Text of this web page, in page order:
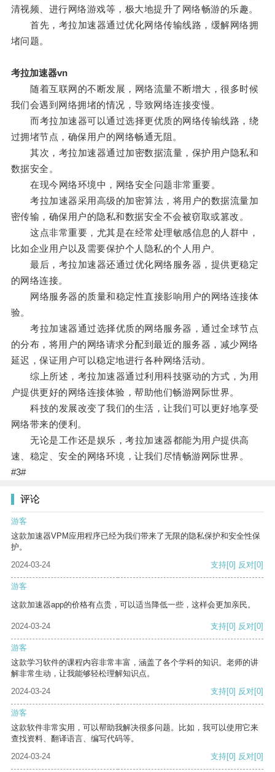
清视频、进行网络游戏等，极大地提升了网络畅游的乐趣。
首先，考拉加速器通过优化网络传输线路，缓解网络拥
堵问题。
考拉加速器vn
随着互联网的不断发展，网络流量不断增大，很多时候
我们会遇到网络拥堵的情况，导致网络连接变慢。
而考拉加速器可以通过选择更优质的网络传输线路，绕
过拥堵节点，确保用户的网络畅通无阻。
其次，考拉加速器通过加密数据流量，保护用户隐私和
数据安全。
在现今网络环境中，网络安全问题非常重要。
考拉加速器采用高级的加密算法，将用户的数据流量加
密传输，确保用户的隐私和数据安全不会被窃取或篡改。
这点非常重要，尤其是在经常处理敏感信息的人群中，
比如企业用户以及需要保护个人隐私的个人用户。
最后，考拉加速器还通过优化网络服务器，提供更稳定
的网络连接。
网络服务器的质量和稳定性直接影响用户的网络连接体
验。
考拉加速器通过选择优质的网络服务器，通过全球节点
的分布，将用户的网络请求分配到最近的服务器，减少网络
延迟，保证用户可以稳定地进行各种网络活动。
综上所述，考拉加速器通过利用科技驱动的方式，为用
户提供更好的网络连接体验，帮助他们畅游网际世界。
科技的发展改变了我们的生活，让我们可以更好地享受
网络带来的便利。
无论是工作还是娱乐，考拉加速器都能为用户提供高
速、稳定、安全的网络环境，让我们尽情畅游网际世界。
#3#
评论
游客
这款加速器VPM应用程序已经为我们带来了无限的隐私保护和安全性保
护。
2024-03-24
支持[0] 反对[0]
游客
这款加速器app的价格有点贵，可以适当降低一些，这样会更加亲民。
2024-03-24 支持[0] 反对[0]
游客
这款学习软件的课程内容非常丰富，涵盖了各个学科的知识。老师的讲
解非常生动，让我能够轻松理解知识点。
2024-03-24
支持[0] 反对[0]
游客
这款软件非常实用，可以帮助我解决很多问题。比如，我可以使用它来
查找资料、翻译语言、编写代码等。
2024-03-24
支持[0] 反对[0]